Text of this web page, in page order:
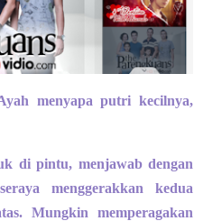
menyapa putri kecilnya,
di pintu, menjawab dengan
menggerakkan kedua
Mungkin memperagakan